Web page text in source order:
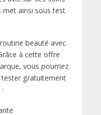
met ainsi sous test
beauté avec
à cette offre
vous pourriez
gratuitement